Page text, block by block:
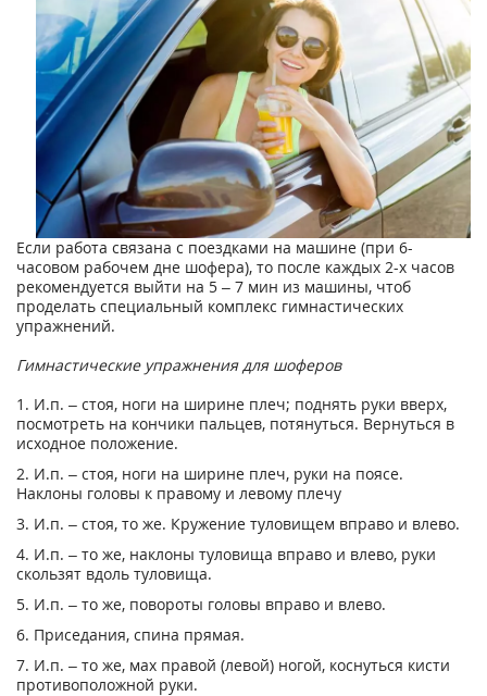
Если работа связана с поездками на машине (при 6-
часовом рабочем дне шофера), то после каждых 2-х часов
рекомендуется выйти на 5 – 7 мин из машины, чтоб
проделать специальный комплекс гимнастических
упражнений.
Гимнастические упражнения для шоферов
1. И.п. – стоя, ноги на ширине плеч; поднять руки вверх,
посмотреть на кончики пальцев, потянуться. Вернуться в
исходное положение.
2. И.п. – стоя, ноги на ширине плеч, руки на поясе.
Наклоны головы к правому и левому плечу
3. И.п. – стоя, то же. Кружение туловищем вправо и влево.
4. И.п. – то же, наклоны туловища вправо и влево, руки
скользят вдоль туловища.
5. И.п. – то же, повороты головы вправо и влево.
6. Приседания, спина прямая.
7. И.п. – то же, мах правой (левой) ногой, коснуться кисти
противоположной руки.